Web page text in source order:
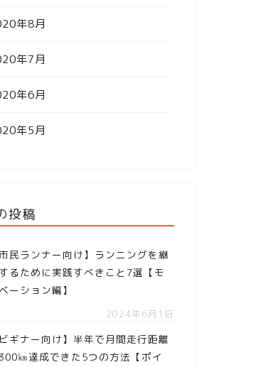
年8月
年7月
年6月
年5月
投稿
市民ランナー向け】ランニングを継
るために実践すべきこと7選【モ
ーション編】
2024年6月1日
ビギナー向け】半年で月間走行距離
㎞達成できた5つの方法【ポイ